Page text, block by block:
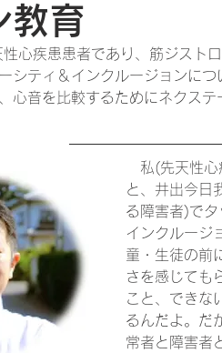
教育
心疾患患者であり、筋ジスト
シティ＆インクルージョンに
心音を比較するためにネクス
私(先天性心
と、井出今日
る障害者)で
インクルージ
童・生徒の前
さを感じても
こと、できな
るんだよ。だ
常者と障害者